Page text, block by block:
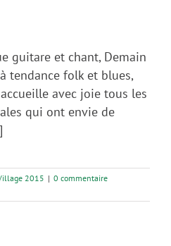
guitare et chant, Demain
tendance folk et blues,
avec joie tous les
qui ont envie de
2015 | 0 commentaire